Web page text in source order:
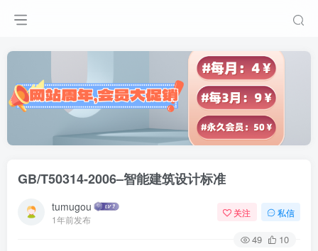
GB/T50314-2006–智能建筑设计标准
tumugou
1年前发布
关注 私信
49 10